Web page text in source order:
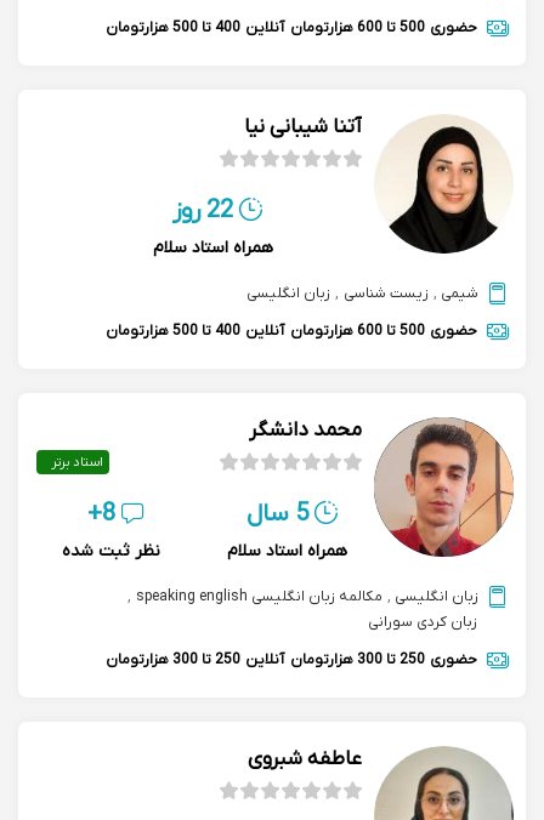
حضوری 500 تا 600 هزارتومان آنلاین 400 تا 500 هزارتومان
آتنا شیبانی نیا
22 روز
همراه استاد سلام
شیمی , زیست شناسی , زبان انگلیسی
حضوری 500 تا 600 هزارتومان آنلاین 400 تا 500 هزارتومان
محمد دانشگر
استاد برتر
5 سال
همراه استاد سلام
8+
نظر ثبت شده
زبان انگلیسی , مکالمه زبان انگلیسی speaking english
,
زبان کردی سورانی
حضوری 250 تا 300 هزارتومان آنلاین 250 تا 300 هزارتومان
عاطفه شبروی